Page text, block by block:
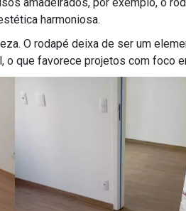
amadeirados, por exemplo, o
harmoniosa.
O rodapé deixa de ser um
o que favorece projetos com foco